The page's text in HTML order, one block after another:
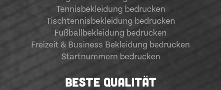
Tennisbekleidung bedrucken
Tischtennisbekleidung bedrucken
Fußballbekleidung bedrucken
Freizeit & Business Bekleidung bedrucken
Startnummern bedrucken
BESTE QUALITÄT